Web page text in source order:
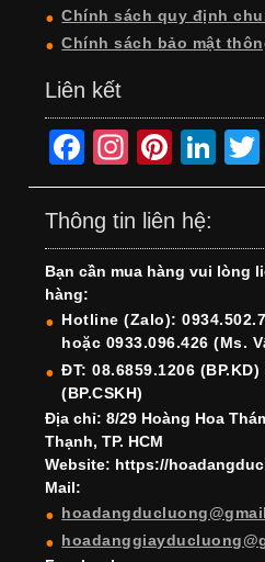
Chính sách quy định
Chính sách bảo mật
Liên kết
F
a
c
e
b
o
o
k
In
st
a
gr
a
m
Pi
nt
er
e
st
Li
n
e
dI
n
Thông tin liên hệ:
Bạn cần mua hàng vui lòng
hàng:
Hotline (Zalo):
hoặc 0933.096.426 (Ms.
ĐT: 08.6859.1206
(BP.CSKH)
Địa chỉ: 8/29 Hoàng Hoa
Thạnh, TP. HCM
Website: https://
Mail: